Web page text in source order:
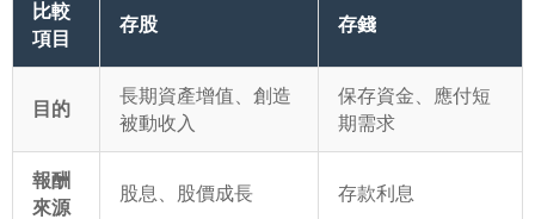
比較
項目
存股 存錢
目的
長期資產增值、創造
被動收入
保存資金、應付短
期需求
報酬
來源
股息、股價成長 存款利息